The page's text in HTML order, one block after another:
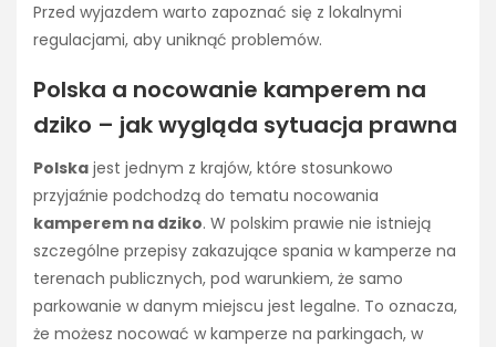
Przed wyjazdem warto zapoznać się z lokalnymi
regulacjami, aby uniknąć problemów.
Polska a nocowanie kamperem na
dziko – jak wygląda sytuacja prawna
Polska jest jednym z krajów, które stosunkowo
przyjaźnie podchodzą do tematu nocowania
kamperem na dziko. W polskim prawie nie istnieją
szczególne przepisy zakazujące spania w kamperze na
terenach publicznych, pod warunkiem, że samo
parkowanie w danym miejscu jest legalne. To oznacza,
że możesz nocować w kamperze na parkingach, w